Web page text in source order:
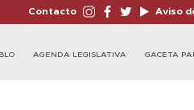
Contacto Aviso
AGENDA LEGISLATIVA GACETA